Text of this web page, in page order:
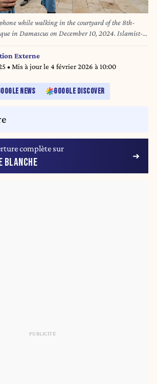
while walking in the courtyard of the 8th-
in Damascus on December 10, 2024. Islamist-
in a lightning offensive on December 8, ousting
and ending five decades of Baath rule in Syria.
/ AFP)
Externe
• Mis à jour le 4 février 2026 à 10:00
NEWS GOOGLE DISCOVER
complète sur
BLANCHE